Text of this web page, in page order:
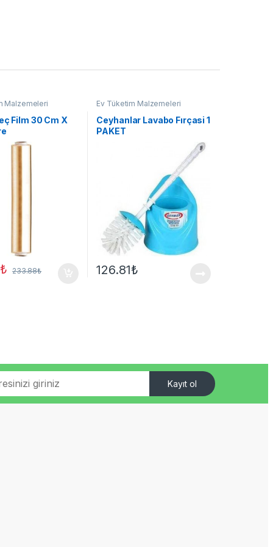
Malzemeleri
Film 30 Cm X
₺ 233.88₺
Ev Tüketim Malzemeleri
Ceyhanlar Lavabo Fırçasi 1
PAKET
126.81₺
Kayıt ol